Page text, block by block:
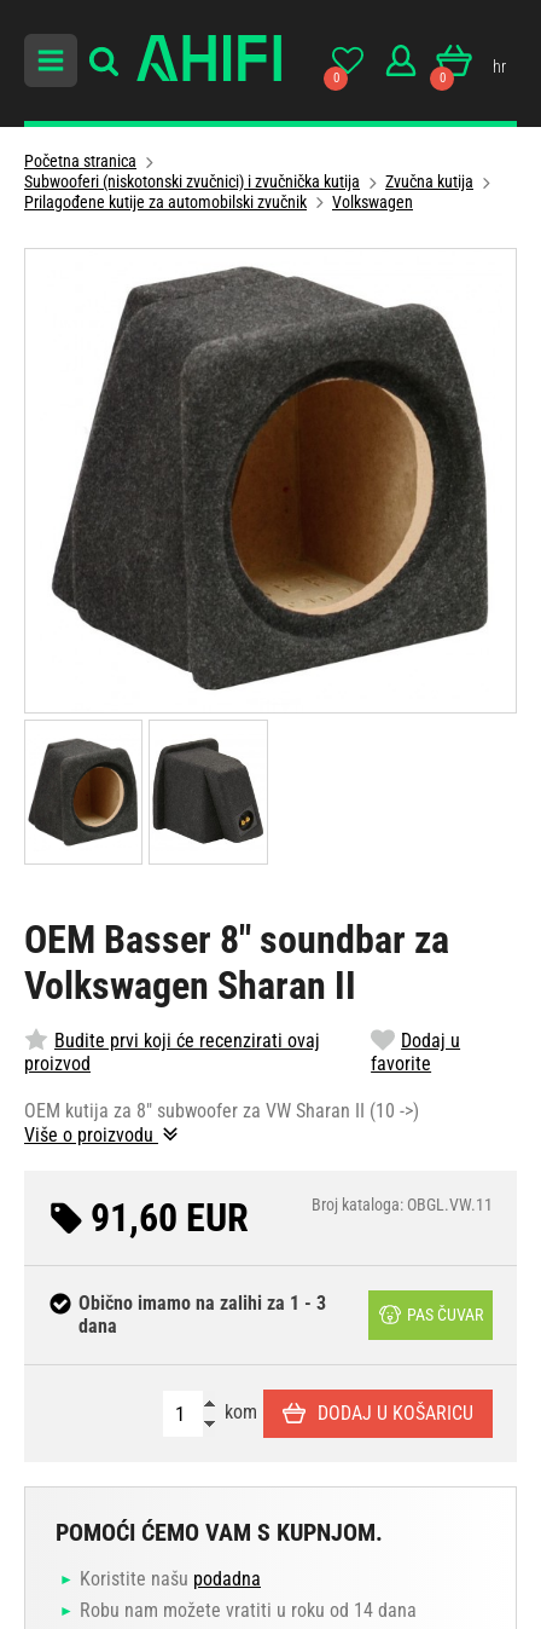
0 0
hr
Početna stranica
Subwooferi (niskotonski zvučnici) i zvučnička kutija
Zvučna kutija
Prilagođene kutije za automobilski zvučnik
Volkswagen
OEM Basser 8" soundbar za
Volkswagen Sharan II
Budite prvi koji će recenzirati ovaj
proizvod
Dodaj u
favorite
OEM kutija za 8" subwoofer za VW Sharan II (10 ->)
Više o proizvodu
91,60 EUR Broj kataloga: OBGL.VW.11
Obično imamo na zalihi za 1 - 3
dana
PAS ČUVAR
kom DODAJ U KOŠARICU
POMOĆI ĆEMO VAM S KUPNJOM.
Koristite našu podadna
Robu nam možete vratiti u roku od 14 dana